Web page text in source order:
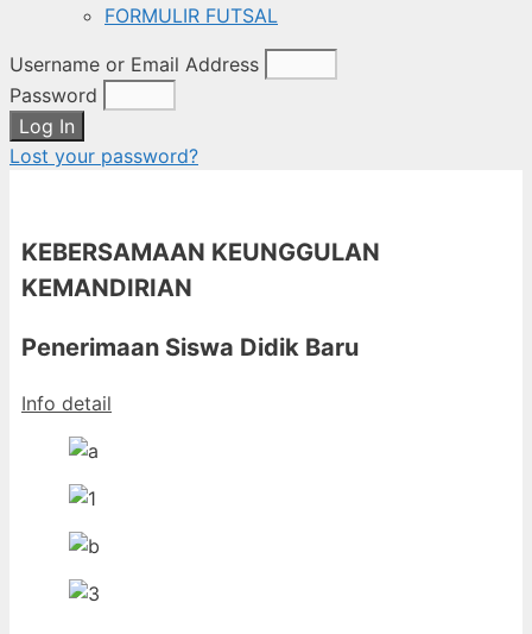
FORMULIR FUTSAL
Username or Email Address
Password
Log In
Lost your password?
KEBERSAMAAN KEUNGGULAN
KEMANDIRIAN
Penerimaan Siswa Didik Baru
Info detail